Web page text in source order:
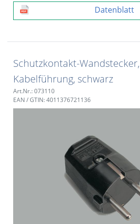
Datenblatt
Schutzkontakt-
Kabelführung, schwarz
Art.Nr.: 073110
EAN / GTIN: 4011376721136